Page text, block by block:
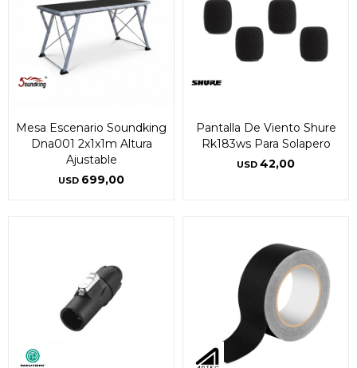
Mesa Escenario Soundking
Dna001 2x1x1m Altura
Ajustable
USD 699,00
Pantalla De Viento Shure
Rk183ws Para Solapero
USD 42,00